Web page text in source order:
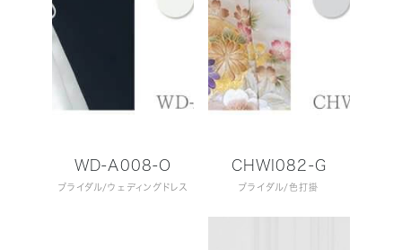
WD-A008-O
ブライダル ウェディングドレス
CHWI082-G
ブライダル 色打掛